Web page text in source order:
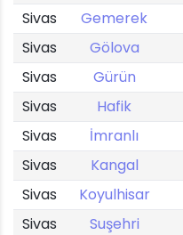
Sivas
Gemerek
Sivas
Gölova
Sivas
Gürün
Sivas
Hafik
Sivas
İmranlı
Sivas
Kangal
Sivas
Koyulhisar
Sivas
Suşehri